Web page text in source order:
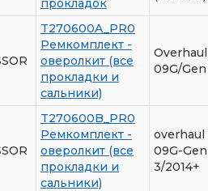
прокладок
T270600A_PR0
Ремкомплект -
оверолкит (все
прокладки и
сальники)
09G/Gen
T270600B_PR0
Ремкомплект -
оверолкит (все
прокладки и
сальники)
09G-Gen
3/2014+